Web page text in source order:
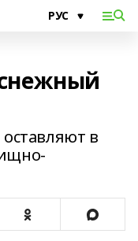
оставляют в